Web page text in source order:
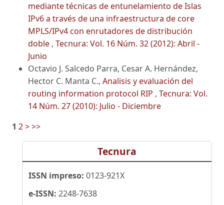
mediante técnicas de entunelamiento de Islas
IPv6 a través de una infraestructura de core
MPLS/IPv4 con enrutadores de distribución
doble , Tecnura: Vol. 16 Núm. 32 (2012): Abril -
Junio
Octavio J. Salcedo Parra, Cesar A. Hernández,
Hector C. Manta C., Analisis y evaluación del
routing information protocol RIP , Tecnura: Vol.
14 Núm. 27 (2010): Julio - Diciembre
1 2>>>
Tecnura
ISSN impreso: 0123-921X
e-ISSN: 2248-7638